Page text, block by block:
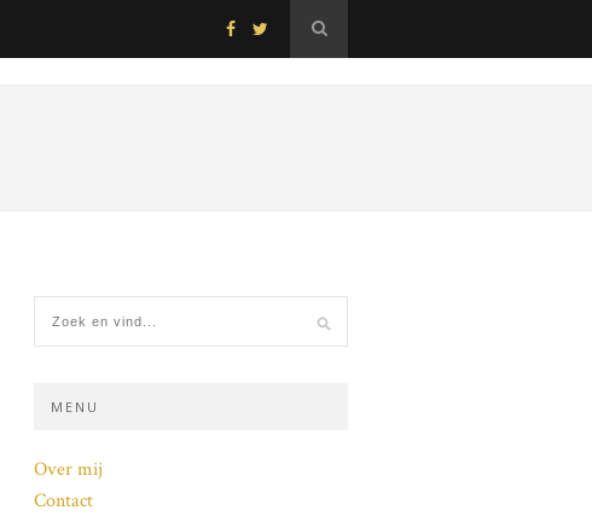
MENU
Over mij
Contact